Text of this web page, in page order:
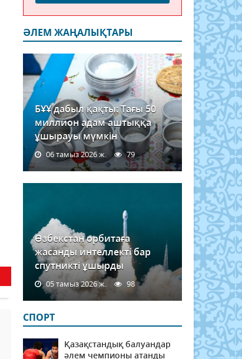
ӘЛЕМ ЖАҢАЛЫҚТАРЫ
БҰҰ дабыл қақты: Тағы 50
миллион адам аштыққа
ұшырауы мүмкін
06 тамыз 2026 ж. 79
Өзбекстан орбитаға
жасанды интеллекті бар
спутникті ұшырды
05 тамыз 2026 ж. 98
СПОРТ
Қазақстандық балуандар
әлем чемпионы атанды